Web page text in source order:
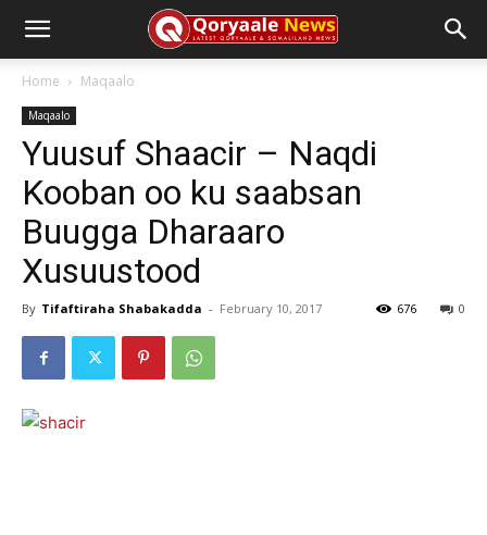
Home Maqaalo
Maqaalo
Yuusuf Shaacir – Naqdi
Kooban oo ku saabsan
Buugga Dharaaro
Xusuustood
By Tifaftiraha Shabakadda - February 10, 2017 0
676